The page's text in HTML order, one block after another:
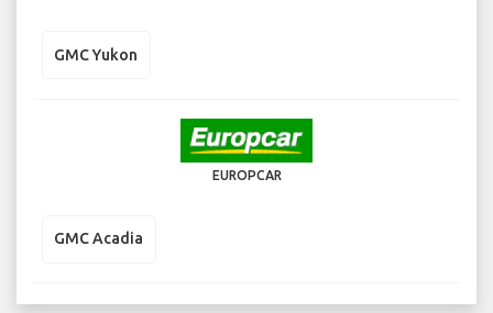
GMC Yukon
EUROPCAR
GMC Acadia